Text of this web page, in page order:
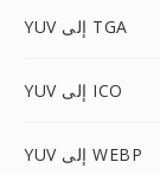
YUV إلى TGA
YUV إلى ICO
YUV إلى WEBP